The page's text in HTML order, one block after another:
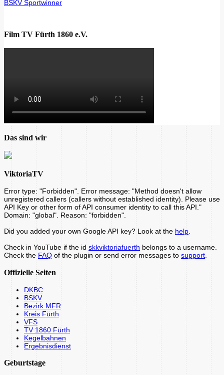
BSKV Sportwinner
Film TV Fürth 1860 e.V.
Das sind wir
ViktoriaTV
Error type: "Forbidden". Error message: "Method doesn't allow
unregistered callers (callers without established identity). Please use
API Key or other form of API consumer identity to call this API."
Domain: "global". Reason: "forbidden".
Did you added your own Google API key? Look at the help.
Check in YouTube if the id skkviktoriafuerth belongs to a username.
Check the FAQ of the plugin or send error messages to support.
Offizielle Seiten
DKBC
BSKV
Bezirk MFR
Kreis Fürth
VFS
TV 1860 Fürth
Kegelbahnen
Ergebnisdienst
Geburtstage